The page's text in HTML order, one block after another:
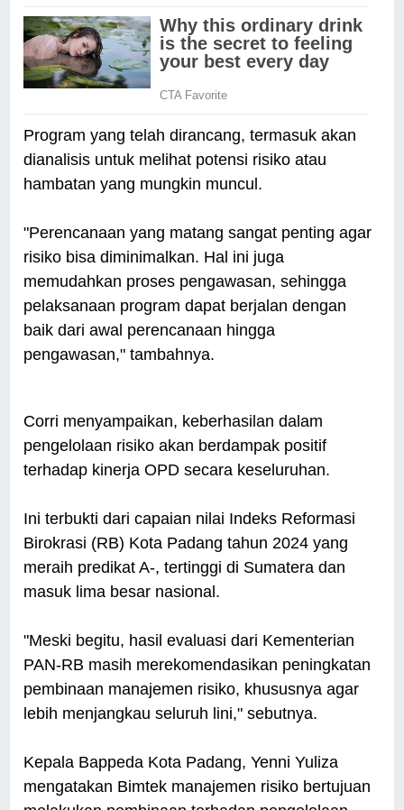
Program yang telah dirancang, termasuk akan
dianalisis untuk melihat potensi risiko atau
hambatan yang mungkin muncul.
"Perencanaan yang matang sangat penting agar
risiko bisa diminimalkan. Hal ini juga
memudahkan proses pengawasan, sehingga
pelaksanaan program dapat berjalan dengan
baik dari awal perencanaan hingga
pengawasan," tambahnya.
Corri menyampaikan, keberhasilan dalam
pengelolaan risiko akan berdampak positif
terhadap kinerja OPD secara keseluruhan.
Ini terbukti dari capaian nilai Indeks Reformasi
Birokrasi (RB) Kota Padang tahun 2024 yang
meraih predikat A-, tertinggi di Sumatera dan
masuk lima besar nasional.
"Meski begitu, hasil evaluasi dari Kementerian
PAN-RB masih merekomendasikan peningkatan
pembinaan manajemen risiko, khususnya agar
lebih menjangkau seluruh lini," sebutnya.
Kepala Bappeda Kota Padang, Yenni Yuliza
mengatakan Bimtek manajemen risiko bertujuan